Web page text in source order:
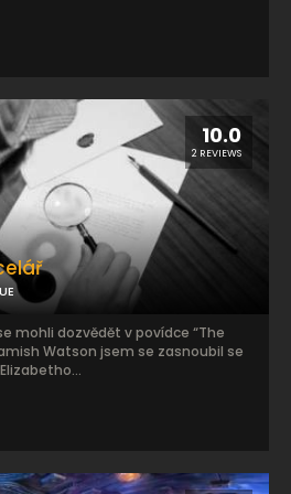
10.0
2 REVIEWS
mohli dozvědět v povídce “The
Watson jsem se zasnoubil se